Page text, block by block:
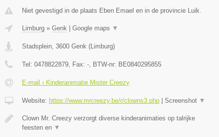
Niet gevestigd in de plaats Eben Emael en in de provincie Luik.
Limburg » Genk Google maps ▼
Stadsplein, 3600 Genk (Limburg)
Tel: 0478822879, Fax: -, BTW-nr: BE0840295855
E-mail › Kinderanimatie Mister Creezy
Website: https://www.mrcreezy.be/r/clowns3.php Screenshot ▼
Clown Mr. Creezy verzorgt diverse kinderanimaties op talrijke
feesten en ▼